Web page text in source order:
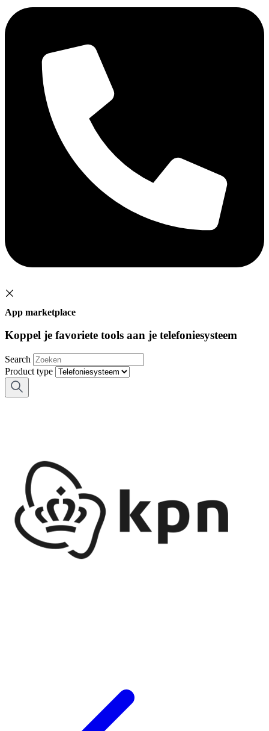
App marketplace
Koppel je favoriete tools aan je telefoniesysteem
Search
Product type